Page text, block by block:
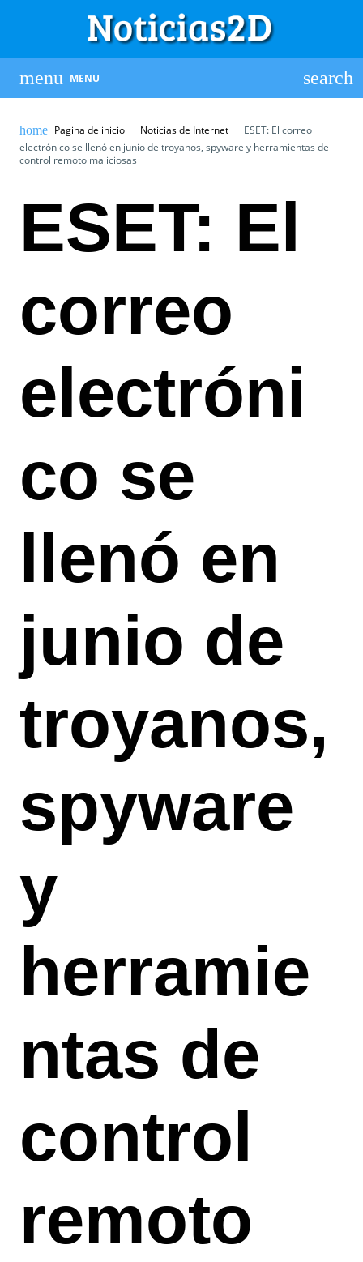
MENU
Pagina de inicio Noticias de Internet
ESET: El correo
electrónico se llenó en junio de troyanos, spyware y herramientas de
control remoto maliciosas
ESET: El
correo
electróni
co se
llenó en
junio de
troyanos,
spyware
y
herramie
ntas de
control
remoto